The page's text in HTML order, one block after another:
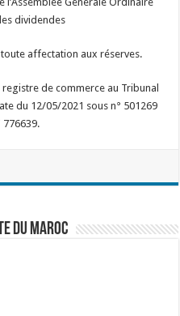
dividendes
affectation aux réserves.
de commerce au Tribunal
du 12/05/2021 sous n° 501269
776639.
du Maroc